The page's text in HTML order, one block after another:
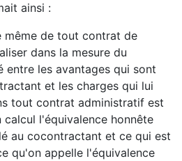
ainsi :
même de tout contrat de
dans la mesure du
entre les avantages qui sont
et les charges qui lui
tout contrat administratif est
calcul l'équivalence honnête
au cocontractant et ce qui est
qu'on appelle l'équivalence